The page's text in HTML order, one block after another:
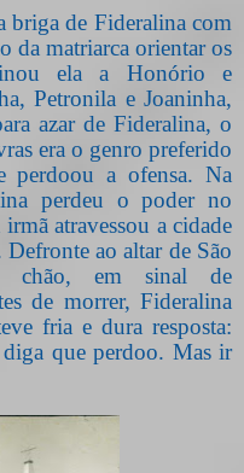
briga de Fideralina com
da matriarca orientar os
ela a Honório e
Petronila e Joaninha,
azar de Fideralina, o
era o genro preferido
perdoou a ofensa. Na
perdeu o poder no
atravessou a cidade
ao altar de São
chão, em sinal de
de morrer, Fideralina
fria e dura resposta:
que perdoo. Mas ir